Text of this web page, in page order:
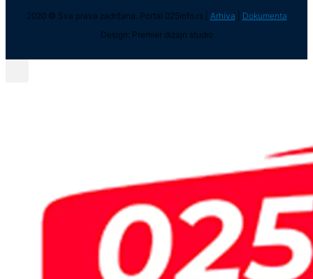
2020 © Sva prava zadržana. Portal 025info.rs | Arhiva
Dokumenta
Design: Premier dizajn studio